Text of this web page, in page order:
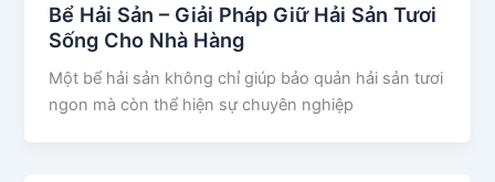
Bể Hải Sản – Giải Pháp Giữ Hải Sản Tươi
Sống Cho Nhà Hàng
Một bể hải sản không chỉ giúp bảo quản hải sản tươi
ngon mà còn thể hiện sự chuyên nghiệp